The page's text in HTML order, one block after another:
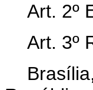
Art. 2º
Art. 3º